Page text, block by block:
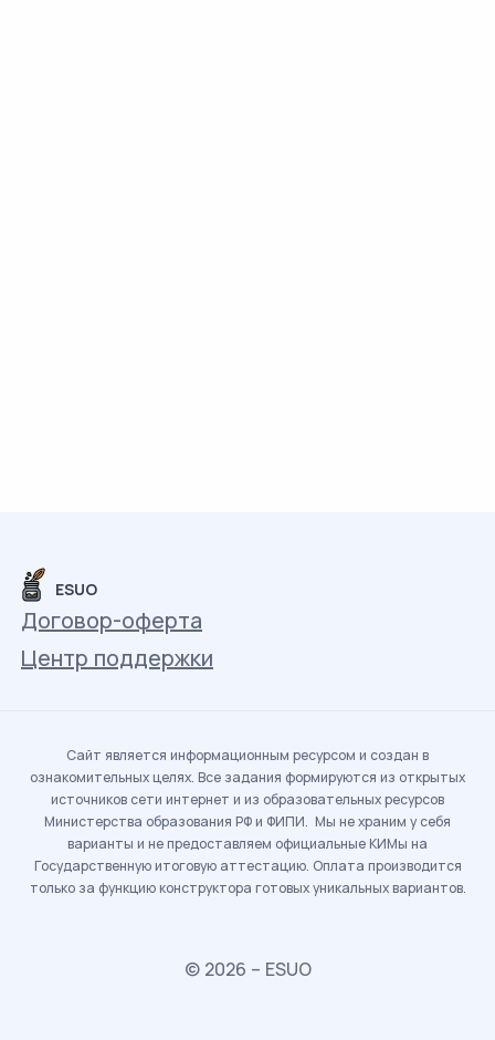
ESUO
Договор-оферта
Центр поддержки
Сайт является информационным ресурсом и создан в
ознакомительных целях. Все задания формируются из открытых
источников сети интернет и из образовательных ресурсов
Министерства образования РФ и ФИПИ. Мы не храним у себя
варианты и не предоставляем официальные КИМы на
Государственную итоговую аттестацию. Оплата производится
только за функцию конструктора готовых уникальных вариантов.
© 2026 – ESUO